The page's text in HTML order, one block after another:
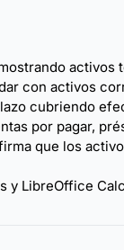
con activos
cubriendo
por pagar,
que los
y LibreOffice